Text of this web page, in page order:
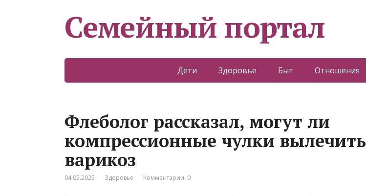
Семейный портал
Дети Здоровье Быт Отношения
Флеболог рассказал, могут ли
компрессионные чулки вылечить
варикоз
04.05.2025 Здоровье Комментарии: 0